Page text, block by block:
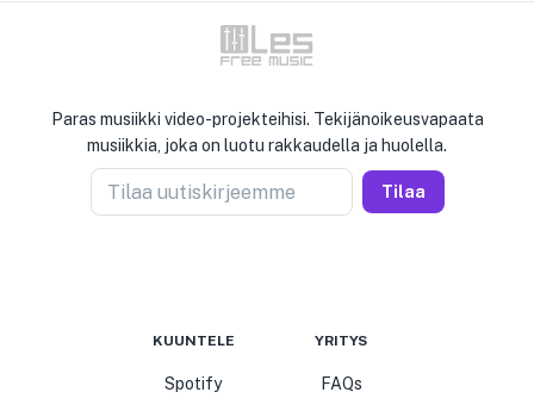
Paras musiikki video-projekteihisi. Tekijänoikeusvapaata
musiikkia, joka on luotu rakkaudella ja huolella.
Tilaa uutiskirjeemme Tilaa
KUUNTELE
Spotify
YRITYS
FAQs